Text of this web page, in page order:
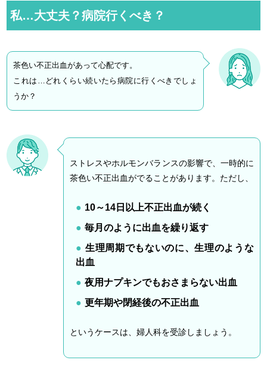
私…大丈夫？病院行くべき？
茶色い不正出血があって心配です。
これは…どれくらい続いたら病院に行くべきでしょ
うか？
ストレスやホルモンバランスの影響で、一時的に
茶色い不正出血がでることがあります。ただし、
10～14日以上不正出血が続く
毎月のように出血を繰り返す
生理周期でもないのに、生理のような
出血
夜用ナプキンでもおさまらない出血
更年期や閉経後の不正出血
というケースは、婦人科を受診しましょう。